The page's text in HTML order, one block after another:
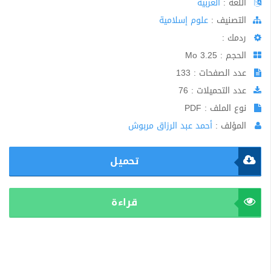
اﻟﺘﺼﻨﻴﻒ : علوم إسلامية
ردمك :
الحجم : 3.25 Mo
عدد الصفحات : 133
عدد التحميلات : 76
نوع الملف : PDF
المؤلف : أحمد عبد الرزاق مربوش
تحميل
قراءة